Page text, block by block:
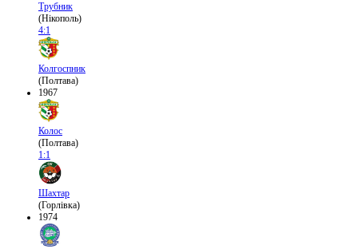
Трубник
(Нікополь)
4:1
Колгоспник
(Полтава)
1967
Колос
(Полтава)
1:1
Шахтар
(Горлівка)
1974